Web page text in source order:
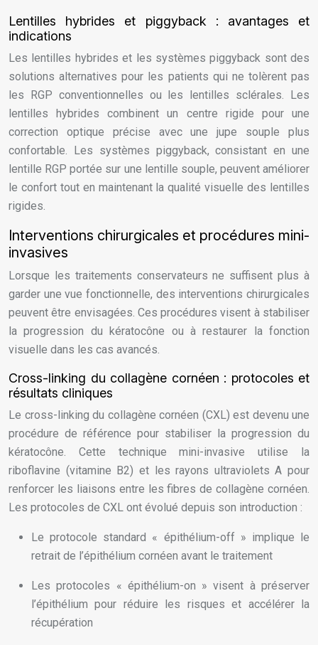
Lentilles hybrides et piggyback : avantages et
indications
Les lentilles hybrides et les systèmes piggyback sont des
solutions alternatives pour les patients qui ne tolèrent pas
les RGP conventionnelles ou les lentilles sclérales. Les
lentilles hybrides combinent un centre rigide pour une
correction optique précise avec une jupe souple plus
confortable. Les systèmes piggyback, consistant en une
lentille RGP portée sur une lentille souple, peuvent améliorer
le confort tout en maintenant la qualité visuelle des lentilles
rigides.
Interventions chirurgicales et procédures mini-
invasives
Lorsque les traitements conservateurs ne suffisent plus à
garder une vue fonctionnelle, des interventions chirurgicales
peuvent être envisagées. Ces procédures visent à stabiliser
la progression du kératocône ou à restaurer la fonction
visuelle dans les cas avancés.
Cross-linking du collagène cornéen : protocoles et
résultats cliniques
Le cross-linking du collagène cornéen (CXL) est devenu une
procédure de référence pour stabiliser la progression du
kératocône. Cette technique mini-invasive utilise la
riboflavine (vitamine B2) et les rayons ultraviolets A pour
renforcer les liaisons entre les fibres de collagène cornéen.
Les protocoles de CXL ont évolué depuis son introduction :
Le protocole standard « épithélium-off » implique le
retrait de l’épithélium cornéen avant le traitement
Les protocoles « épithélium-on » visent à préserver
l’épithélium pour réduire les risques et accélérer la
récupération